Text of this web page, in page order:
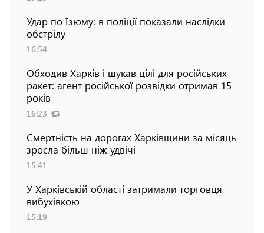
Удар по Ізюму: в поліції показали наслідки
обстрілу
16:54
Обходив Харків і шукав цілі для російських
ракет: агент російської розвідки отримав 15
років
16:23
Смертність на дорогах Харківщини за місяць
зросла більш ніж удвічі
15:41
У Харківській області затримали торговця
вибухівкою
15:19